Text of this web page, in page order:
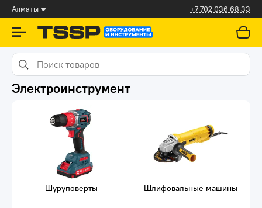
Алматы +7 702 036 68 33
Электроинструмент
Шуруповерты Шлифовальные машины